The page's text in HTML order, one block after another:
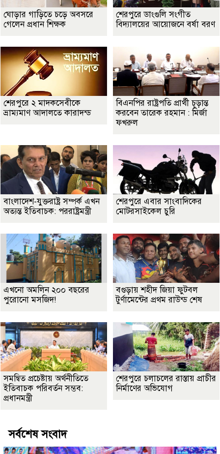
ঘোড়ার গাড়িতে চড়ে অবসরে
গেলেন প্রধান শিক্ষক
শেরপুরে ডাংগুলি সংগীত
বিদ্যালয়ের আয়োজনে বর্ষা বরণ
শেরপুরে ২ মাদকসেবীকে
ভ্রাম্যমাণ আদালতে কারাদন্ড
বিএনপির রাষ্ট্রপতি প্রার্থী চূড়ান্ত
করবেন তারেক রহমান : মির্জা
ফখরুল
বাংলাদেশ-যুক্তরাষ্ট্র সম্পর্ক এখন
অত্যন্ত ইতিবাচক: পররাষ্ট্রমন্ত্রী
শেরপুরে এবার সাংবাদিকের
মোটরসাইকেল চুরি
এখনো অমলিন ২০০ বছরের
পুরোনো মসজিদ!
বগুড়ায় শহীদ জিয়া ফুটবল
টুর্ণামেন্টের প্রথম রাউন্ড শেষ
সমন্বিত প্রচেষ্টায় অর্থনীতিতে
ইতিবাচক পরিবর্তন সম্ভব:
প্রধানমন্ত্রী
শেরপুরে চলাচলের রাস্তায় প্রাচীর
নির্মাণের অভিযোগ
সর্বশেষ সংবাদ